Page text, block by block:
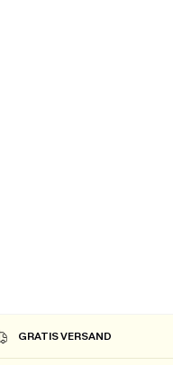
GRATIS VERSAND